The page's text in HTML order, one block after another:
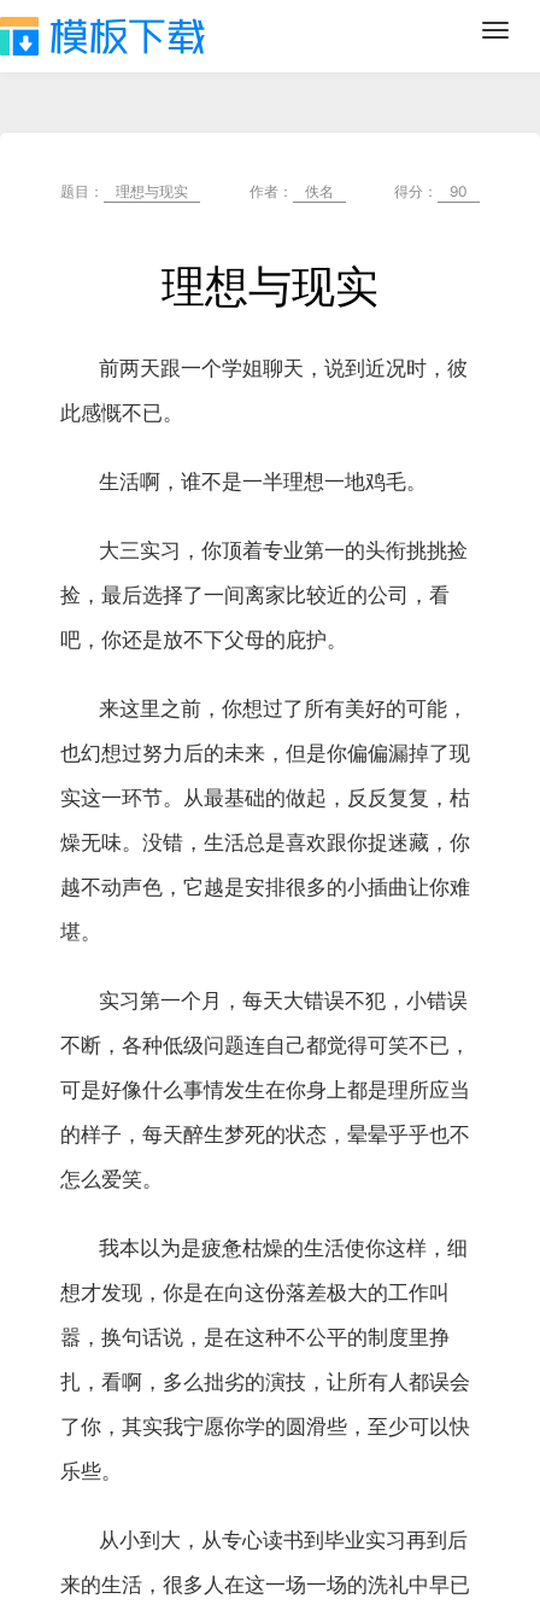
题目： 理想与现实 作者： 佚名 得分： 90
理想与现实
前两天跟一个学姐聊天，说到近况时，彼
此感慨不已。
生活啊，谁不是一半理想一地鸡毛。
大三实习，你顶着专业第一的头衔挑挑捡
捡，最后选择了一间离家比较近的公司，看
吧，你还是放不下父母的庇护。
来这里之前，你想过了所有美好的可能，
也幻想过努力后的未来，但是你偏偏漏掉了现
实这一环节。从最基础的做起，反反复复，枯
燥无味。没错，生活总是喜欢跟你捉迷藏，你
越不动声色，它越是安排很多的小插曲让你难
堪。
实习第一个月，每天大错误不犯，小错误
不断，各种低级问题连自己都觉得可笑不已，
可是好像什么事情发生在你身上都是理所应当
的样子，每天醉生梦死的状态，晕晕乎乎也不
怎么爱笑。
我本以为是疲惫枯燥的生活使你这样，细
想才发现，你是在向这份落差极大的工作叫
嚣，换句话说，是在这种不公平的制度里挣
扎，看啊，多么拙劣的演技，让所有人都误会
了你，其实我宁愿你学的圆滑些，至少可以快
乐些。
从小到大，从专心读书到毕业实习再到后
来的生活，很多人在这一场一场的洗礼中早已